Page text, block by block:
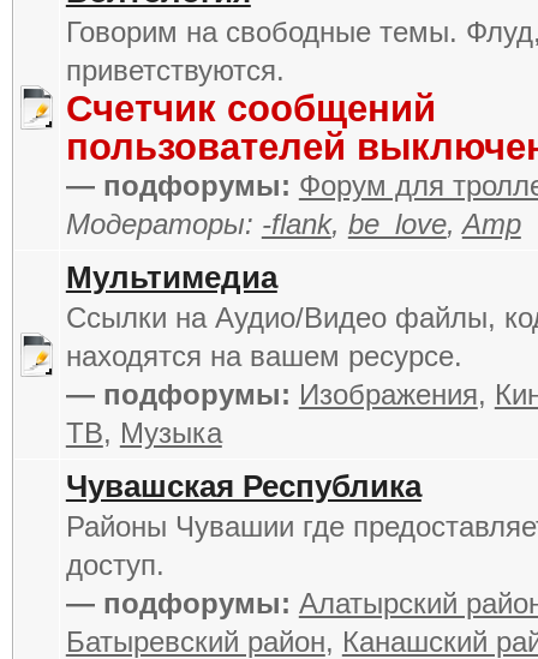
Говорим на свободные темы.
приветствуются.
Счетчик сообщений
пользователей
— подфорумы: Форум для
Модераторы: -flank, be_love,Amp
Мультимедиа
Ссылки на Аудио/Видео файлы,
находятся на вашем ресурсе.
— подфорумы: Изображения,
ТВ, Музыка
Чувашская Республика
Районы Чувашии где
доступ.
— подфорумы: Алатырский
Батыревский район, Канашский